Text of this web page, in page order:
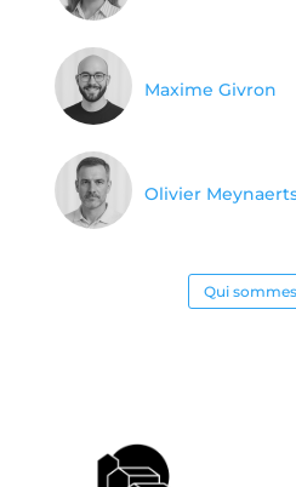
Maxime Givron
Olivier
Qui